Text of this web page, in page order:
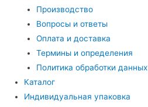
Производство
Вопросы и ответы
Оплата и доставка
Термины и определения
Политика обработки данных
Каталог
Индивидуальная упаковка